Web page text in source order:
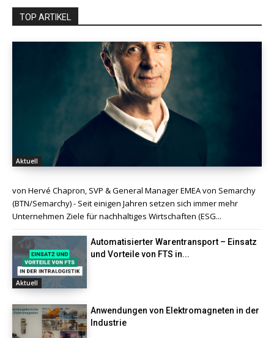
TOP ARTIKEL
Aktuell
von Hervé Chapron, SVP & General Manager EMEA von Semarchy
(BTN/Semarchy) - Seit einigen Jahren setzen sich immer mehr
Unternehmen Ziele für nachhaltiges Wirtschaften (ESG...
Aktuell
Automatisierter Warentransport – Einsatz
und Vorteile von FTS in...
Anwendungen von Elektromagneten in der
Industrie